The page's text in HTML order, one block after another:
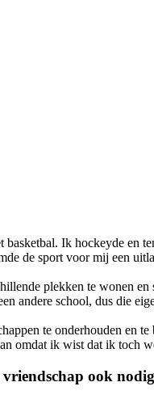
Ik hockeyde en
de sport voor mij een
plekken te wonen
andere school, dus die
te onderhouden en
omdat ik wist dat ik toch
ook